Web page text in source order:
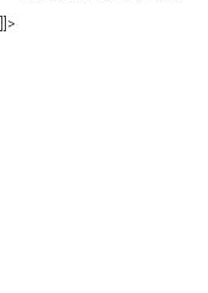
]]>